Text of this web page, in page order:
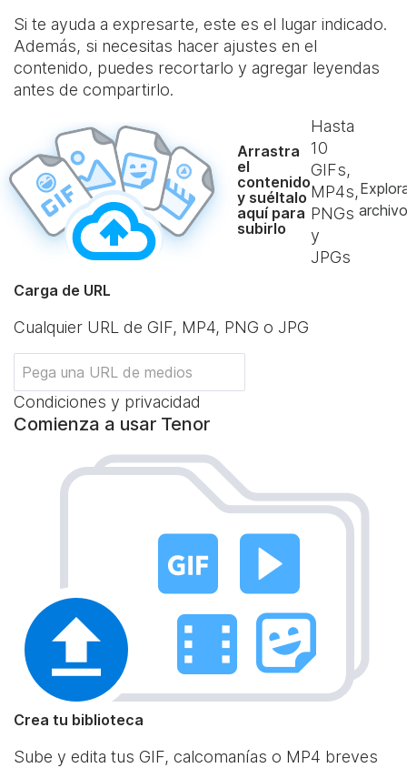
Si te ayuda a expresarte, este es el lugar indicado.
Además, si necesitas hacer ajustes en el
contenido, puedes recortarlo y agregar leyendas
antes de compartirlo.
Arrastra
el
contenido
y suéltalo
aquí para
subirlo
Hasta
10
GIFs,
MP4s,
PNGs
y
JPGs
Carga de URL
Cualquier URL de GIF, MP4, PNG o JPG
Condiciones y privacidad
Comienza a usar Tenor
Crea tu biblioteca
Sube y edita tus GIF, calcomanías o MP4 breves